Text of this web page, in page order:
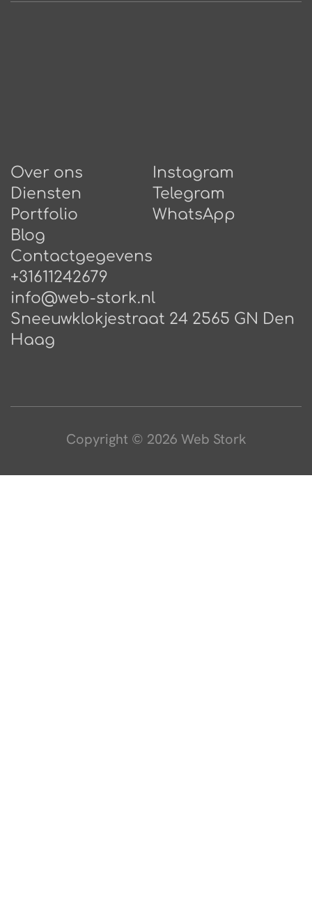
Over ons
Diensten
Portfolio
Blog
Сontactgegevens
Instagram
Telegram
WhatsApp
+31611242679
info@web-stork.nl
Sneeuwklokjestraat 24 2565 GN Den
Haag
Copyright © 2026 Web Stork